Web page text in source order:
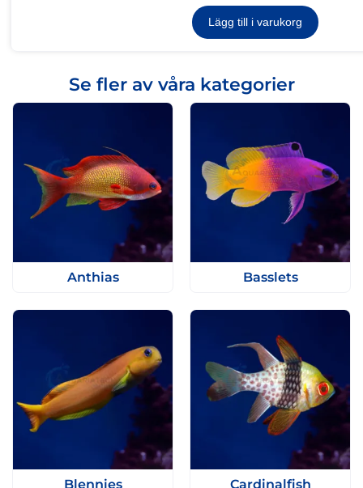
Lägg till i varukorg
Se fler av våra kategorier
Anthias Basslets
Blennies Cardinalfish